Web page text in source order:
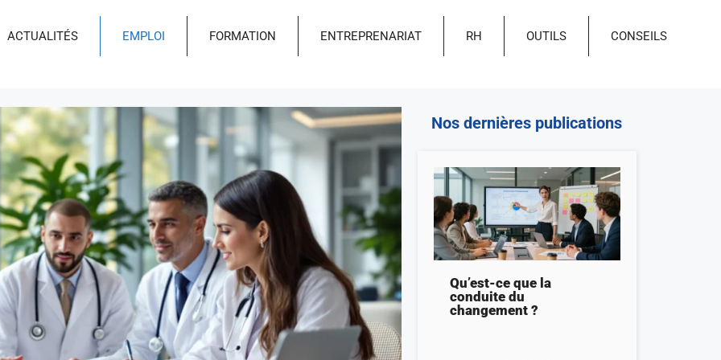
ACTUALITÉS EMPLOI FORMATION ENTREPRENARIAT RH OUTILS CONSEILS
Nos dernières publications
Qu’est-ce que la
conduite du
changement ?